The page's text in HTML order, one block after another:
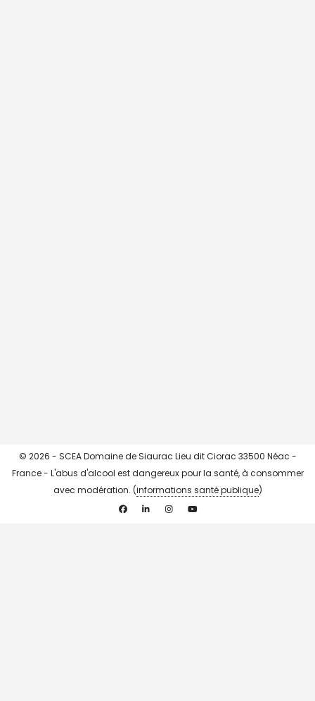
© 2026 - SCEA Domaine de Siaurac Lieu dit Ciorac 33500 Néac -
France - L'abus d'alcool est dangereux pour la santé, à consommer
avec modération. (informations santé publique)
FacebookLinkedin InstagramYouTube